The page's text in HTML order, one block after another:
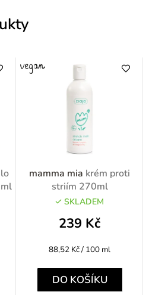
mamma mia krém proti
striím 270ml
SKLADEM
239 Kč
Měrná
88,52 Kč / 100 ml
DO KOŠÍKU